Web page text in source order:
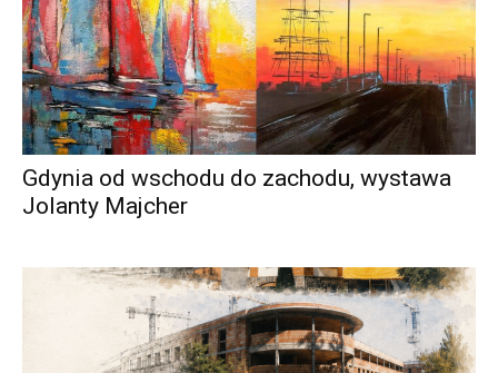
Gdynia od wschodu do zachodu, wystawa
Jolanty Majcher